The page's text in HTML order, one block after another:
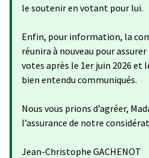
le soutenir en votant pour lui.
Enfin, pour information, la
réunira à nouveau pour
votes après le 1er juin 2026 et
bien entendu communiqués.
Nous vous prions d’agréer,
l’assurance de notre
Jean-Christophe GACHENOT